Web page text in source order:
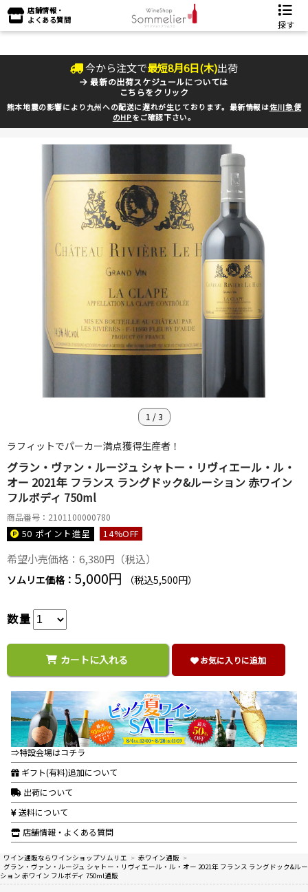
店舗情報・
よくある質問
探す
今から注文で最短8月6日(木)出荷
最新の出荷スケジュールについては
こちらをクリック
熊本地震の影響により九州への配送に遅れが生じております。最新情報は佐川急便
のHPをご確認下さい。
1 /3
ラフィットでパーカー満点獲得生産者！
グラン・ヴァン・ルージュ シャトー・リヴィエール・ル・
オー 2021年 フランス ラングドック&ルーション 赤ワイン
フルボディ 750ml
商品番号：2101100000780
50 ポイント進呈 14%OFF
希望小売価格：6,380円（税込）
ソムリエ価格： 5,000円 （税込5,500円）
数量
カートに入れる お気に入りに追加
⇒特設会場はコチラ
ギフト(有料)追加について
出荷について
送料について
店舗情報・よくある質問
ワイン通販ならワインショップソムリエ > 赤ワイン通販 >
グラン・ヴァン・ルージュ シャトー・リヴィエール・ル・オー 2021年 フランス ラングドック&ルー
ション 赤ワイン フルボディ 750ml通販